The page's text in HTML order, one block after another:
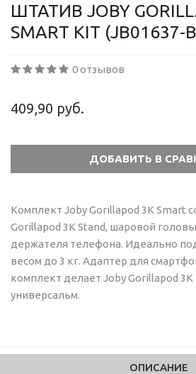
ШТАТИВ JOBY
SMART KIT (JB01637-
0 отзывов
409,90 руб.
Комплект Joby Gorillapod 3K Smart
Gorillapod 3K Stand, шаровой
держателя телефона. Идеально
весом до 3 кг. Адаптер для
комплект делает Joby Gorillapod
универсальм.
ОПИСАНИЕ